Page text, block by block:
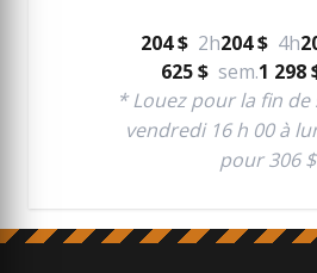
204 $ 2h204 $ 4h
625 $ sem.1 298
* Louez pour la fin de
vendredi 16 h 00 à
pour 306 $